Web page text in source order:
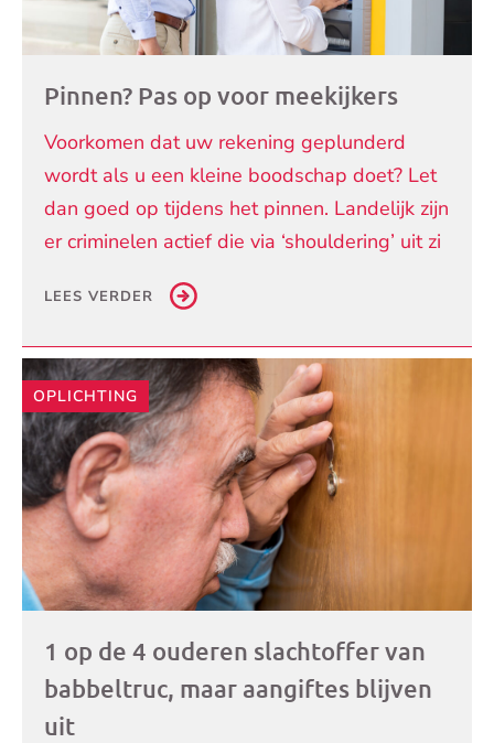
Pinnen? Pas op voor meekijkers
Voorkomen dat uw rekening geplunderd
wordt als u een kleine boodschap doet? Let
dan goed op tijdens het pinnen. Landelijk zijn
er criminelen actief die via ‘shouldering’ uit zi
LEES VERDER
OPLICHTING
1 op de 4 ouderen slachtoffer van
babbeltruc, maar aangiftes blijven
uit